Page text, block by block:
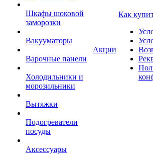
Шкафы шоковой
заморозки
Вакууматоры
Варочные панели
Холодильники и
морозильники
Вытяжки
Подогреватели
посуды
Аксессуары
Акции
Как